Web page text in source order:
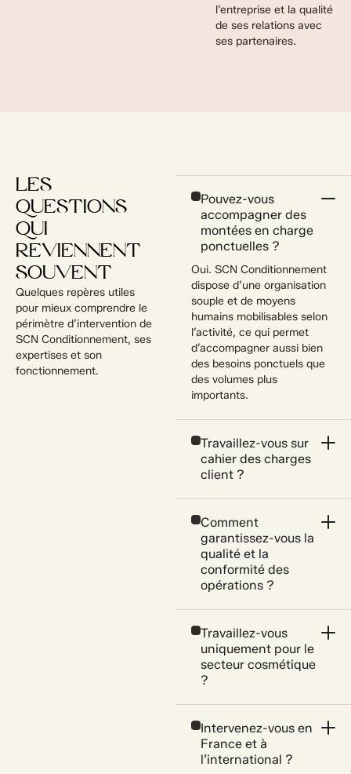
l’entreprise et la qualité
de ses relations avec
ses partenaires.
LES
QUESTIONS
QUI
REVIENNENT
SOUVENT
Quelques repères utiles
pour mieux comprendre le
périmètre d’intervention de
SCN Conditionnement, ses
expertises et son
fonctionnement.
Pouvez-vous
accompagner des
montées en charge
ponctuelles ?
Oui. SCN Conditionnement
dispose d’une organisation
souple et de moyens
humains mobilisables selon
l’activité, ce qui permet
d’accompagner aussi bien
des besoins ponctuels que
des volumes plus
importants.
Travaillez-vous sur
cahier des charges
client ?
Comment
garantissez-vous la
qualité et la
conformité des
opérations ?
Travaillez-vous
uniquement pour le
secteur cosmétique
?
Intervenez-vous en
France et à
l’international ?